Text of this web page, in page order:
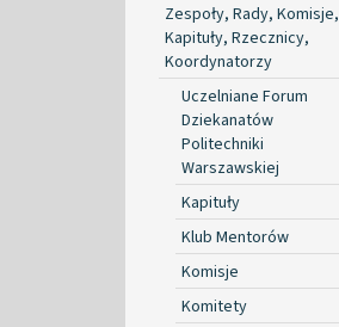
Zespoły, Rady, Komisje,
Kapituły, Rzecznicy,
Koordynatorzy
Uczelniane Forum
Dziekanatów
Politechniki
Warszawskiej
Kapituły
Klub Mentorów
Komisje
Komitety